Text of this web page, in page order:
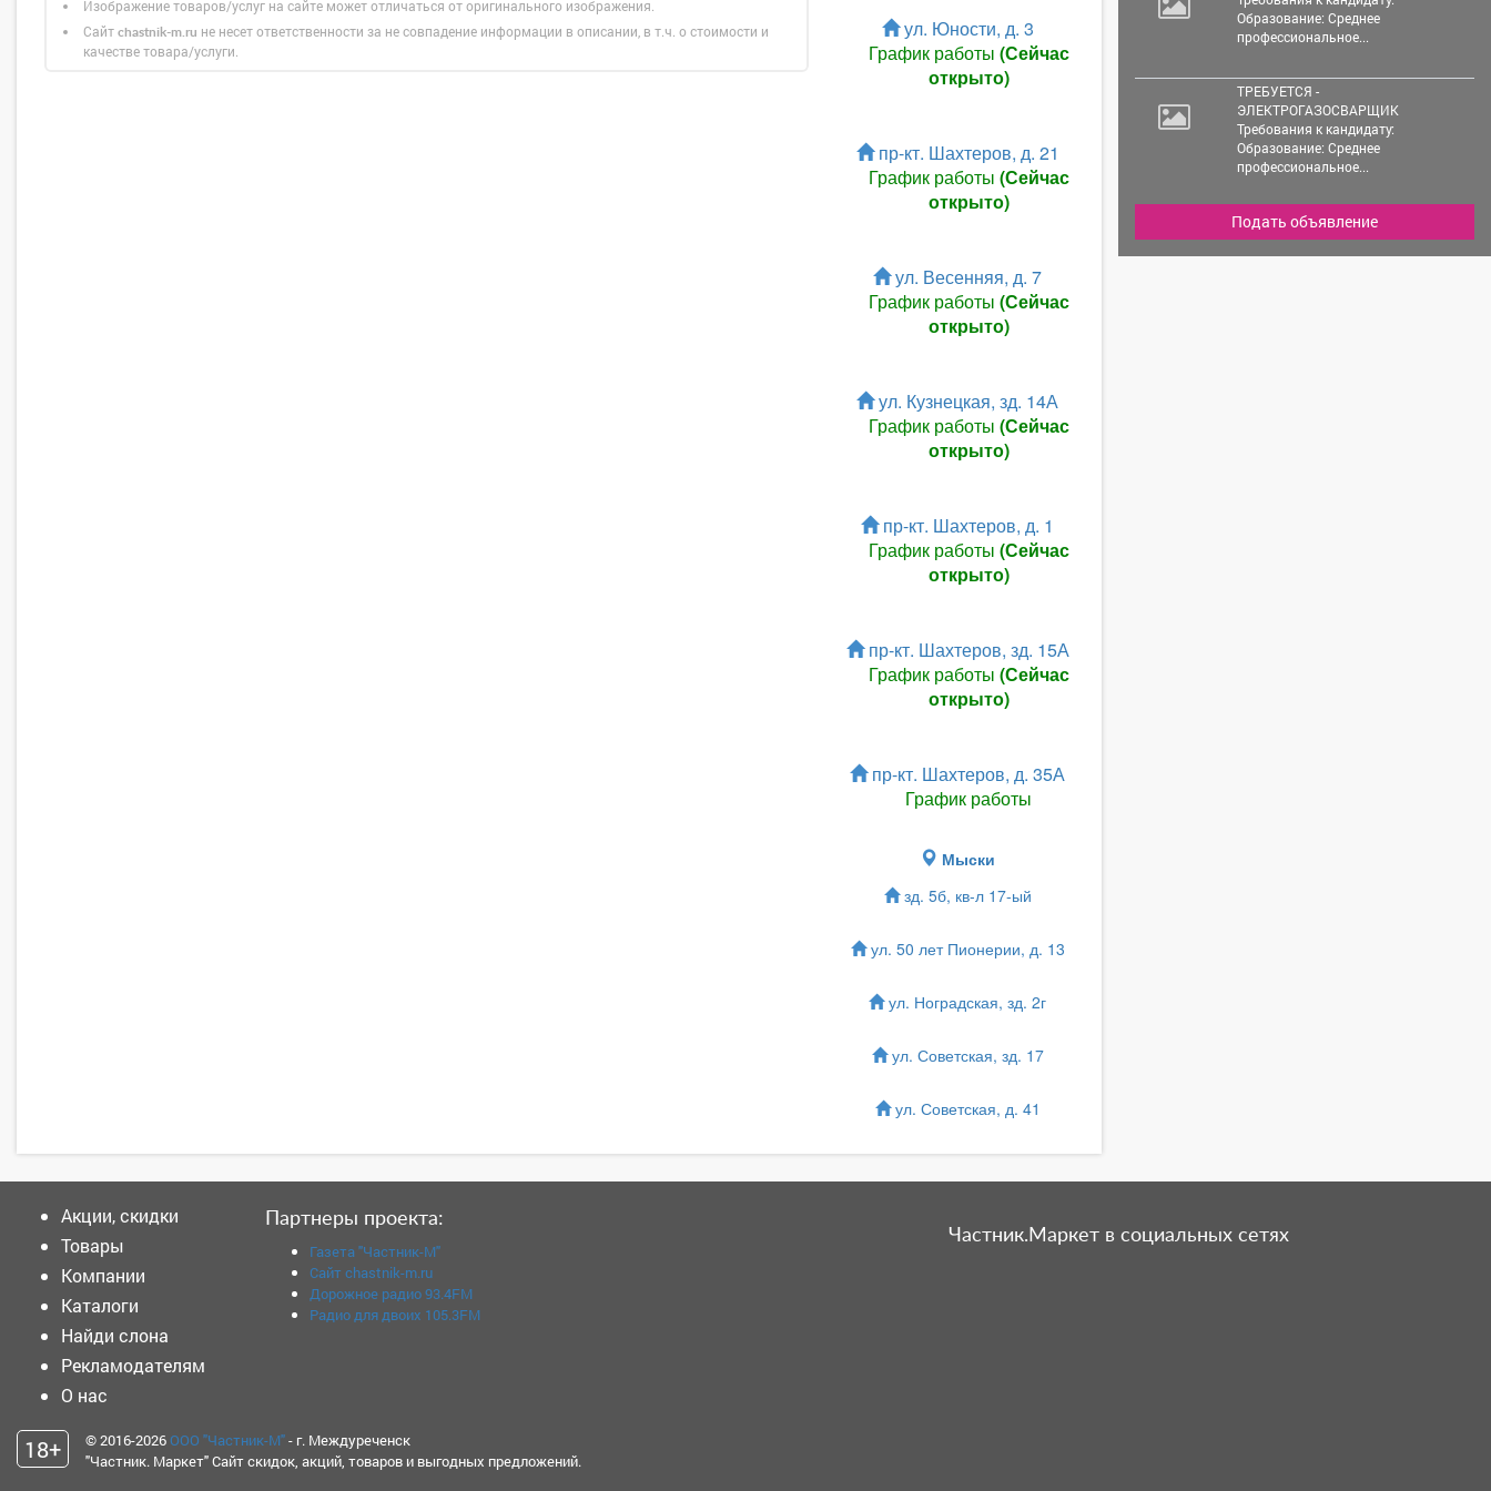
Изображение товаров/услуг на сайте может отличаться от оригинального изображения.
Сайт chastnik-m.ru не несет ответственности за не совпадение информации в описании, в т.ч. о стоимости и
качестве товара/услуги.
ул. Юности, д. 3
График работы (Сейчас
открыто)
пр-кт. Шахтеров, д. 21
График работы (Сейчас
открыто)
ул. Весенняя, д. 7
График работы (Сейчас
открыто)
ул. Кузнецкая, зд. 14А
График работы (Сейчас
открыто)
пр-кт. Шахтеров, д. 1
График работы (Сейчас
открыто)
пр-кт. Шахтеров, зд. 15А
График работы (Сейчас
открыто)
пр-кт. Шахтеров, д. 35А
График работы
Мыски
зд. 5б, кв-л 17-ый
ул. 50 лет Пионерии, д. 13
ул. Ноградская, зд. 2г
ул. Советская, зд. 17
ул. Советская, д. 41
Образование: Среднее
профессиональное...
ТРЕБУЕТСЯ -
ЭЛЕКТРОГАЗОСВАРЩИК
Требования к кандидату:
Образование: Среднее
профессиональное...
Подать объявление
Акции, скидки
Товары
Компании
Каталоги
Найди слона
Рекламодателям
О нас
Партнеры проекта:
Газета "Частник-М"
Сайт chastnik-m.ru
Дорожное радио 93.4FM
Радио для двоих 105.3FM
Частник.Маркет в социальных сетях
18+ © 2016-2026ООО "Частник-М"- г. Междуреченск
"Частник. Маркет" Сайт скидок, акций, товаров и выгодных предложений.